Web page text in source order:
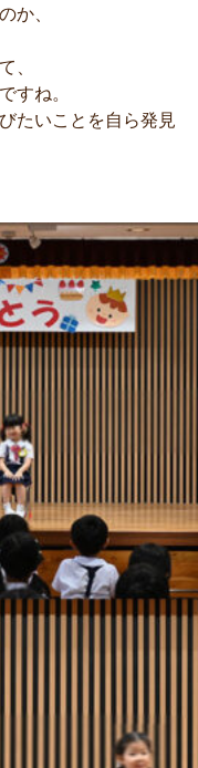
か、
、
すね。
たいことを自ら発見